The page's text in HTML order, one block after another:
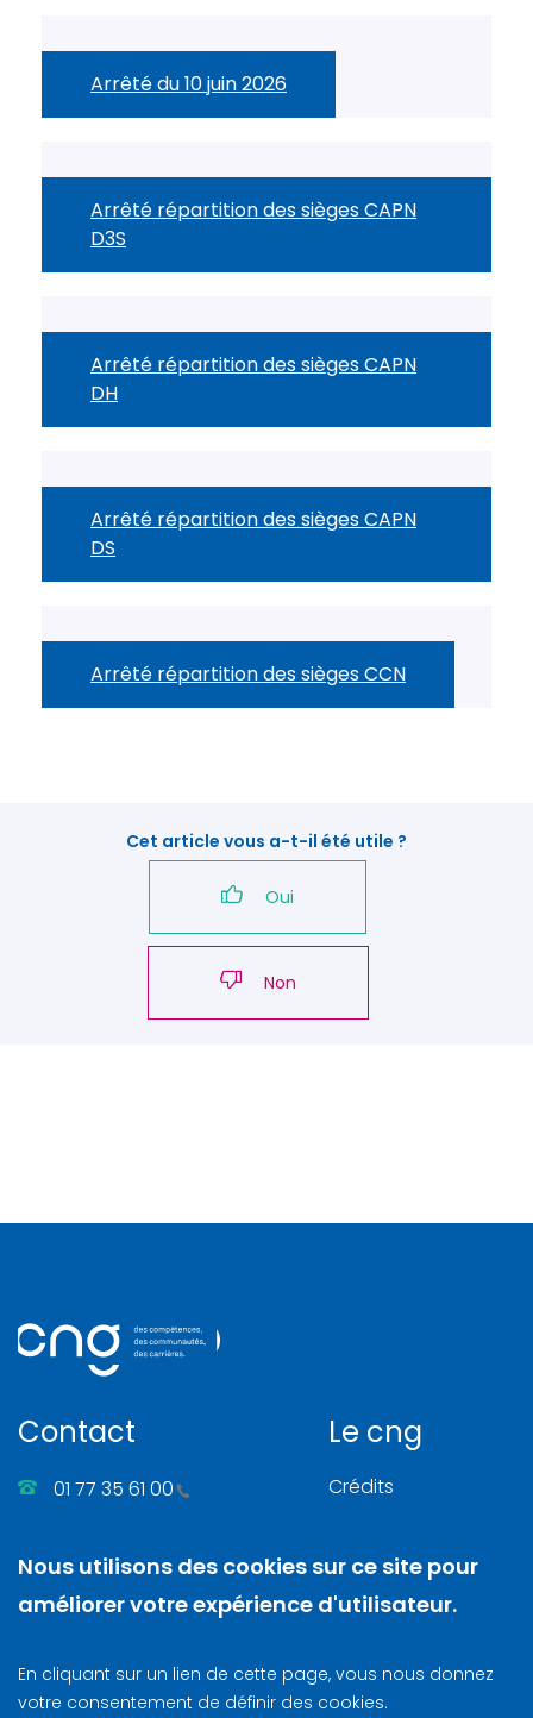
Arrêté du 10 juin 2026
Arrêté répartition des sièges CAPN
D3S
Arrêté répartition des sièges CAPN
DH
Arrêté répartition des sièges CAPN
DS
Arrêté répartition des sièges CCN
Cet article vous a-t-il été utile ?
Oui
Non
Contact
01 77 35 61 00
86, rue Henri Farman
92130 Issy-les-Moulineaux
N. SIRET: 130 003 742 00025
Le cng
Crédits
Mentions légales
Nous contacter
Lettre d‘information
Nous utilisons des cookies sur ce site pour
améliorer votre expérience d'utilisateur.
En cliquant sur un lien de cette page, vous nous donnez
votre consentement de définir des cookies.